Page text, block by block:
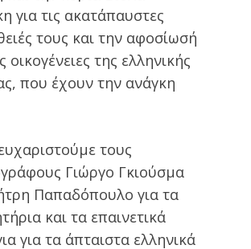
για τις ακατάπαυστες
τους και την αφοσίωσή
οικογένειες της ελληνικής
που έχουν την ανάγκη
τους
Γιώργο Γκιούσμα
Παπαδόπουλο για τα
και τα επαινετικά
για τα άπταιστα ελληνικά